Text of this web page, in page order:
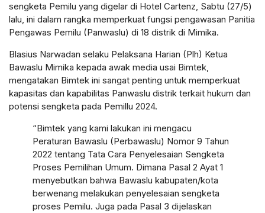
sengketa Pemilu yang digelar di Hotel Cartenz, Sabtu (27/5)
lalu, ini dalam rangka memperkuat fungsi pengawasan Panitia
Pengawas Pemilu (Panwaslu) di 18 distrik di Mimika.
Blasius Narwadan selaku Pelaksana Harian (Plh) Ketua
Bawaslu Mimika kepada awak media usai Bimtek,
mengatakan Bimtek ini sangat penting untuk memperkuat
kapasitas dan kapabilitas Panwaslu distrik terkait hukum dan
potensi sengketa pada Pemillu 2024.
“Bimtek yang kami lakukan ini mengacu
Peraturan Bawaslu (Perbawaslu) Nomor 9 Tahun
2022 tentang Tata Cara Penyelesaian Sengketa
Proses Pemilihan Umum. Dimana Pasal 2 Ayat 1
menyebutkan bahwa Bawaslu kabupaten/kota
berwenang melakukan penyelesaian sengketa
proses Pemilu. Juga pada Pasal 3 dijelaskan